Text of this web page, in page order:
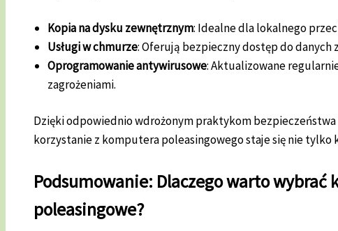
Kopia na dysku zewnętrznym: Idealne dla lokalnego
Usługi w chmurze: Oferują bezpieczny dostęp do danych
Oprogramowanie antywirusowe: Aktualizowane
zagrożeniami.
Dzięki odpowiednio wdrożonym praktykom
korzystanie z komputera poleasingowego staje się nie
Podsumowanie: Dlaczego warto wybrać
poleasingowe?